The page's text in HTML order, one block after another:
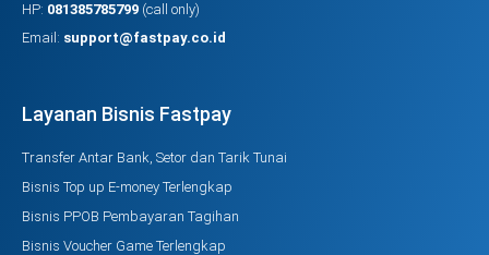
HP: 081385785799 (call only)
Email: support@fastpay.co.id
Layanan Bisnis Fastpay
Transfer Antar Bank, Setor dan Tarik Tunai
Bisnis Top up E-money Terlengkap
Bisnis PPOB Pembayaran Tagihan
Bisnis Voucher Game Terlengkap